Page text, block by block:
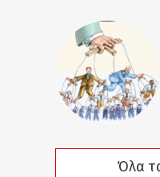
Όλα